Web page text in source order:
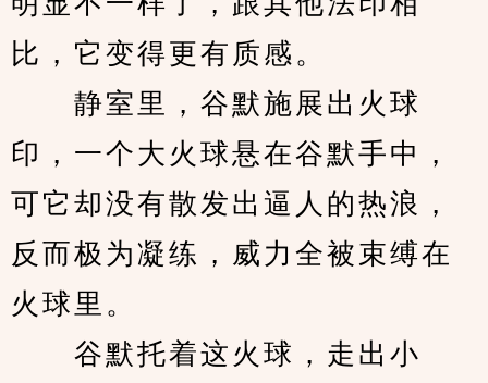
比，它变得更有质感。
静室里，谷默施展出火球
印，一个大火球悬在谷默手中，
可它却没有散发出逼人的热浪，
反而极为凝练，威力全被束缚在
火球里。
谷默托着这火球，走出小